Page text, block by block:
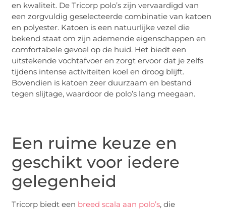
en kwaliteit. De Tricorp polo’s zijn vervaardigd van
een zorgvuldig geselecteerde combinatie van katoen
en polyester. Katoen is een natuurlijke vezel die
bekend staat om zijn ademende eigenschappen en
comfortabele gevoel op de huid. Het biedt een
uitstekende vochtafvoer en zorgt ervoor dat je zelfs
tijdens intense activiteiten koel en droog blijft.
Bovendien is katoen zeer duurzaam en bestand
tegen slijtage, waardoor de polo’s lang meegaan.
Een ruime keuze en
geschikt voor iedere
gelegenheid
Tricorp biedt een breed scala aan polo’s, die